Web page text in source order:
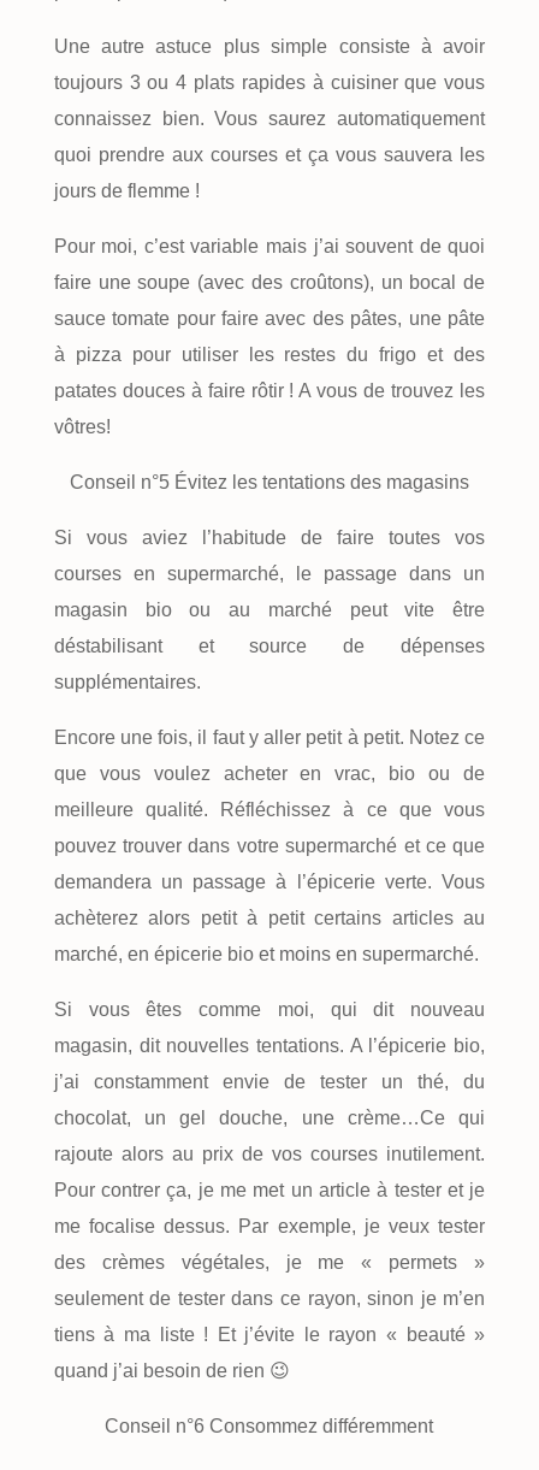
Une autre astuce plus simple consiste à avoir
toujours 3 ou 4 plats rapides à cuisiner que vous
connaissez bien. Vous saurez automatiquement
quoi prendre aux courses et ça vous sauvera les
jours de flemme !
Pour moi, c’est variable mais j’ai souvent de quoi
faire une soupe (avec des croûtons), un bocal de
sauce tomate pour faire avec des pâtes, une pâte
à pizza pour utiliser les restes du frigo et des
patates douces à faire rôtir ! A vous de trouvez les
vôtres!
Conseil n°5 Évitez les tentations des magasins
Si vous aviez l’habitude de faire toutes vos
courses en supermarché, le passage dans un
magasin bio ou au marché peut vite être
déstabilisant et source de dépenses
supplémentaires.
Encore une fois, il faut y aller petit à petit. Notez ce
que vous voulez acheter en vrac, bio ou de
meilleure qualité. Réfléchissez à ce que vous
pouvez trouver dans votre supermarché et ce que
demandera un passage à l’épicerie verte. Vous
achèterez alors petit à petit certains articles au
marché, en épicerie bio et moins en supermarché.
Si vous êtes comme moi, qui dit nouveau
magasin, dit nouvelles tentations. A l’épicerie bio,
j’ai constamment envie de tester un thé, du
chocolat, un gel douche, une crème…Ce qui
rajoute alors au prix de vos courses inutilement.
Pour contrer ça, je me met un article à tester et je
me focalise dessus. Par exemple, je veux tester
des crèmes végétales, je me « permets »
seulement de tester dans ce rayon, sinon je m’en
tiens à ma liste ! Et j’évite le rayon « beauté »
quand j’ai besoin de rien 😉
Conseil n°6 Consommez différemment